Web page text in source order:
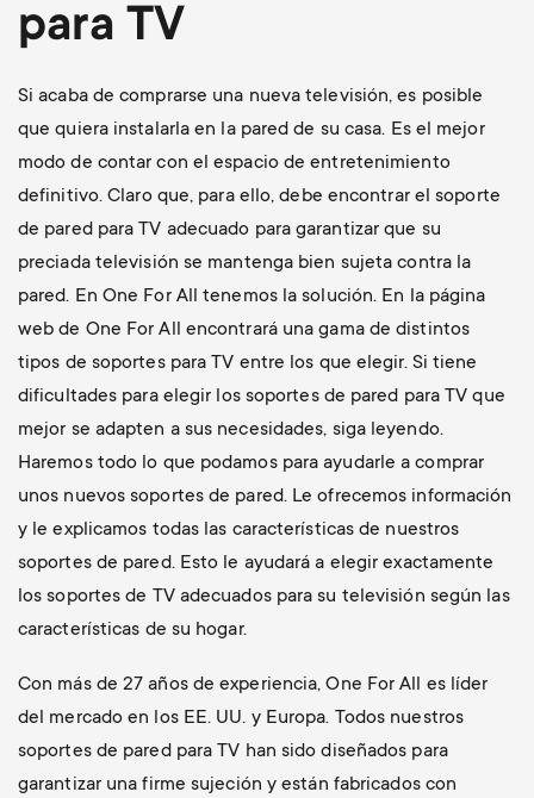
para TV
Si acaba de comprarse una nueva televisión, es posible
que quiera instalarla en la pared de su casa. Es el mejor
modo de contar con el espacio de entretenimiento
definitivo. Claro que, para ello, debe encontrar el soporte
de pared para TV adecuado para garantizar que su
preciada televisión se mantenga bien sujeta contra la
pared. En One For All tenemos la solución. En la página
web de One For All encontrará una gama de distintos
tipos de soportes para TV entre los que elegir. Si tiene
dificultades para elegir los soportes de pared para TV que
mejor se adapten a sus necesidades, siga leyendo.
Haremos todo lo que podamos para ayudarle a comprar
unos nuevos soportes de pared. Le ofrecemos información
y le explicamos todas las características de nuestros
soportes de pared. Esto le ayudará a elegir exactamente
los soportes de TV adecuados para su televisión según las
características de su hogar.
Con más de 27 años de experiencia, One For All es líder
del mercado en los EE. UU. y Europa. Todos nuestros
soportes de pared para TV han sido diseñados para
garantizar una firme sujeción y están fabricados con